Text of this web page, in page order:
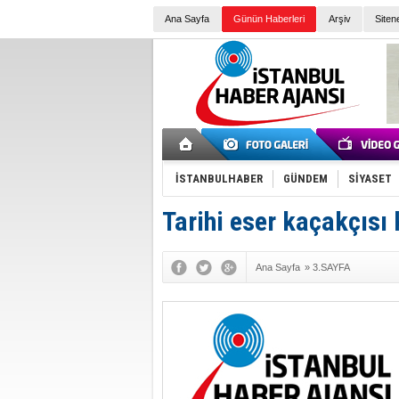
Ana Sayfa Günün Haberleri Arşiv
İSTANBULHABER GÜNDEM SİYASET
Tarihi eser kaçakçısı
Ana Sayfa » 3.SAYFA